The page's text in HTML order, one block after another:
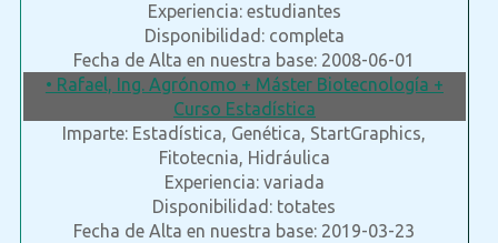
Experiencia: estudiantes
Disponibilidad: completa
Fecha de Alta en nuestra base: 2008-06-01
• Rafael, Ing. Agrónomo + Máster Biotecnología +
Curso Estadística
Imparte: Estadística, Genética, StartGraphics,
Fitotecnia, Hidráulica
Experiencia: variada
Disponibilidad: totates
Fecha de Alta en nuestra base: 2019-03-23